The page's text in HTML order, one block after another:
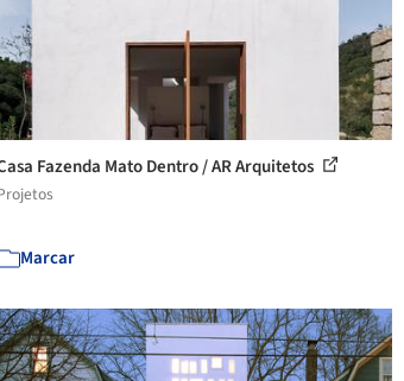
Fazenda Mato Dentro / AR Arquitetos
Marcar